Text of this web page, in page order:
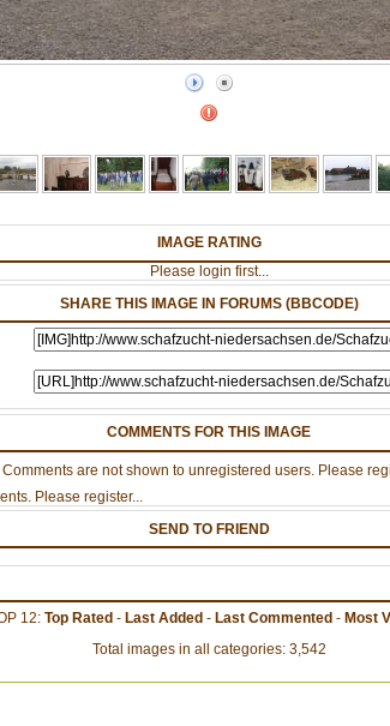
IMAGE RATING
Please login first...
SHARE THIS IMAGE IN FORUMS (BBCODE)
COMMENTS FOR THIS IMAGE
Comments are not shown to unregistered users. Please
Please register...
SEND TO FRIEND
12: Top Rated- Last Added- Last Commented- Most
Total images in all categories: 3,542